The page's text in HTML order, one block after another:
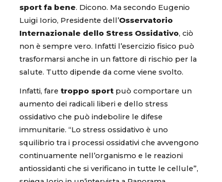
sport fa bene. Dicono. Ma secondo Eugenio
Luigi Iorio, Presidente dell’Osservatorio
Internazionale dello Stress Ossidativo, ciò
non è sempre vero. Infatti l’esercizio fisico può
trasformarsi anche in un fattore di rischio per la
salute. Tutto dipende da come viene svolto.
Infatti, fare troppo sport può comportare un
aumento dei radicali liberi e dello stress
ossidativo che può indebolire le difese
immunitarie. “Lo stress ossidativo è uno
squilibrio tra i processi ossidativi che avvengono
continuamente nell’organismo e le reazioni
antiossidanti che si verificano in tutte le cellule”,